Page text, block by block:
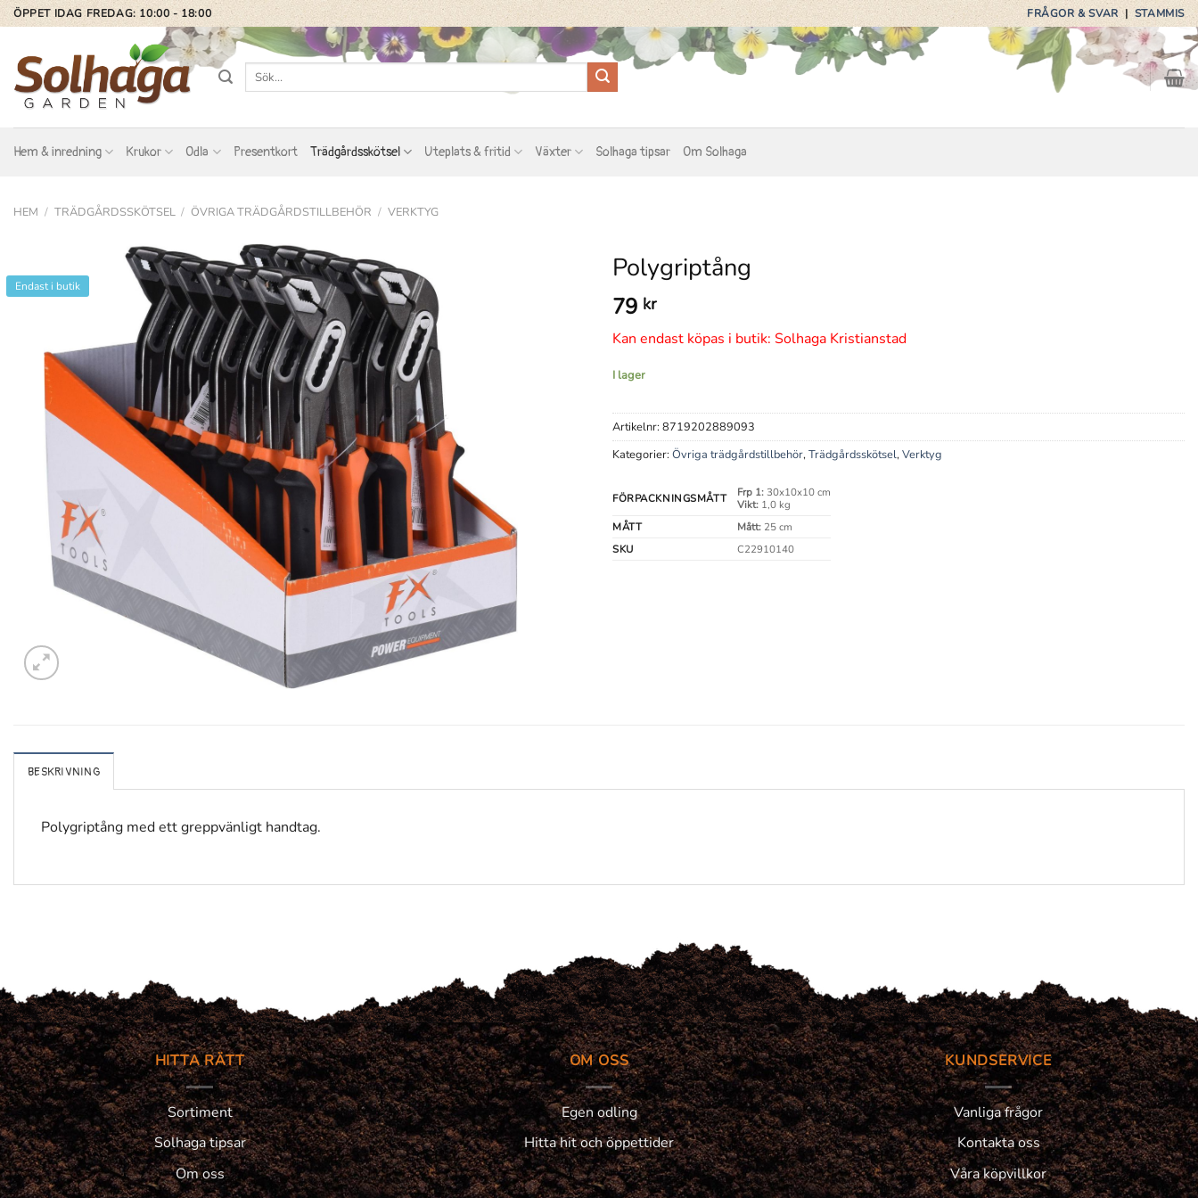
Skip
to
content
ÖPPET IDAG FREDAG: 10:00 - 18:00 FRÅGOR & SVAR|STAMMIS
Sök
Hem & inredning Krukor Odla Presentkort Trädgårdsskötsel Uteplats & fritid Växter Solhaga tipsar Om Solhaga
HEM / TRÄDGÅRDSSKÖTSEL / ÖVRIGA TRÄDGÅRDSTILLBEHÖR / VERKTYG
Endast i butik
Polygriptång
79 kr
Kan endast köpas i butik: Solhaga Kristianstad
I lager
Artikelnr: 8719202889093
Kategorier: Övriga trädgårdstillbehör,Trädgårdsskötsel,Verktyg
FÖRPACKNINGSMÅTT Frp 1:30x10x10 cm
Vikt:1,0 kg
MÅTT
Mått:25 cm
SKU
C22910140
BESKRIVNING
Polygriptång med ett greppvänligt handtag.
HITTA RÄTT
Sortiment
Solhaga tipsar
Om oss
OM OSS
Egen odling
Hitta hit och öppettider
KUNDSERVICE
Vanliga frågor
Kontakta oss
Våra köpvillkor